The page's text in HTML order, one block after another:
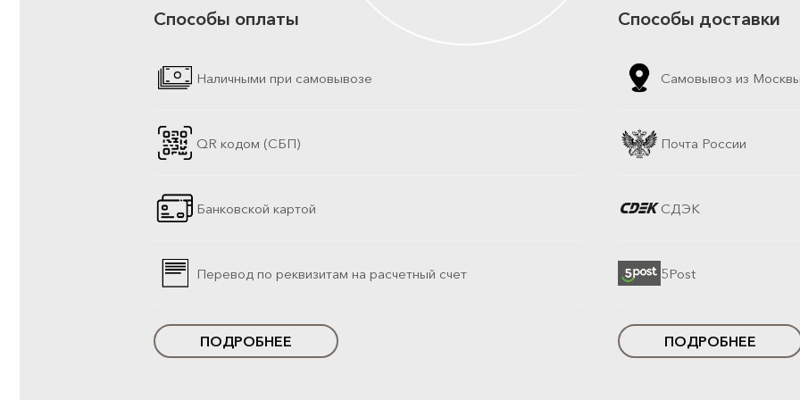
Способы оплаты
Наличными при самовывозе
QR кодом (СБП)
Банковской картой
Перевод по реквизитам на расчетный счет
ПОДРОБНЕЕ
Способы доставки
Самовывоз из
Почта России
СДЭК
5Post
ПОДРОБНЕЕ